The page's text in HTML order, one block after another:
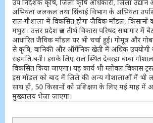
उप निदेशक कृषि, जिला कृषि अधिकारी, जिला उद्यान
अभियंता जलकल तथा सिंचाई विभाग के अभियंता
राल गौशाला में विकसित होगा जैविक मॉडल, किसानों
मथुरा। उत्तर प्रदेश ब्रज तीर्थ विकास परिषद सभागार
आधारित जैविक मॉडल पर भी चर्चा हुई। गोमूत्र और
से कृषि, वानिकी और ऑर्गेनिक खेती में अधिक उपयोगी
सहमति बनी। इसके लिए राल स्थित देवरहा बाबा
विकसित किया जाएगा। यह कार्य भी ग्लोवल विकास
इस मॉडल को बाद में जिले की अन्य गौशालाओं में भी
साथ ही, 50 किसानों को प्रशिक्षण के लिए मई माह में
मुख्यालय भेजा जाएगा।